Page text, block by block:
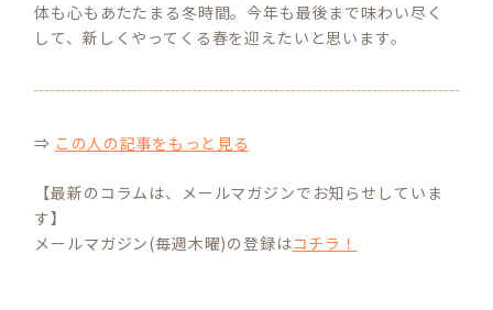
体も心もあたたまる冬時間。今年も最後まで味わい尽く
して、新しくやってくる春を迎えたいと思います。
⇒ この人の記事をもっと見る
【最新のコラムは、メールマガジンでお知らせしていま
す】
メールマガジン(毎週木曜)の登録はコチラ！